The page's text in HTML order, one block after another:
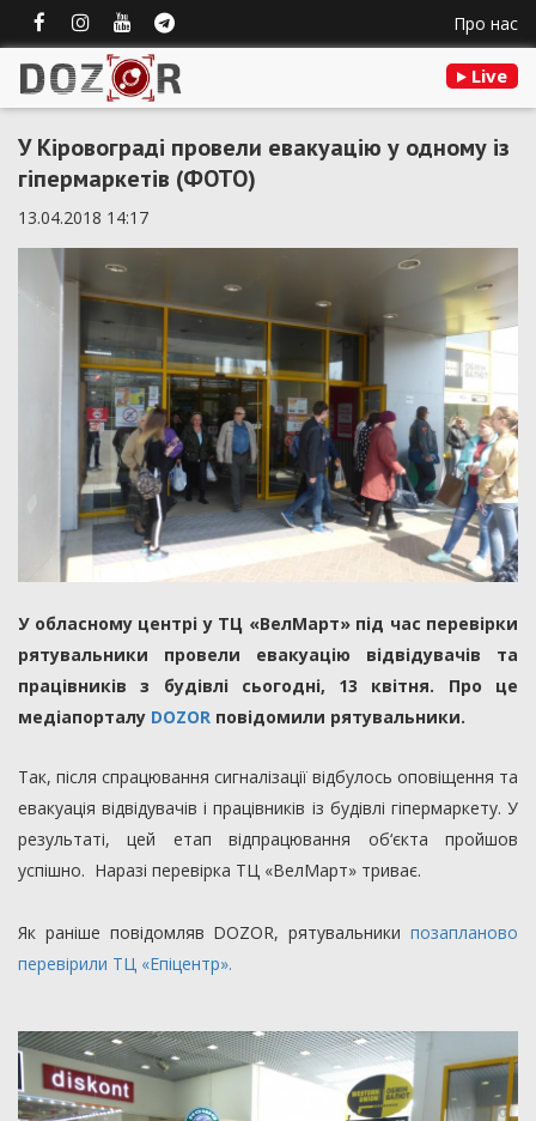
Про нас
Live
У Кіровограді провели евакуацію у одному із
гіпермаркетів (ФОТО)
13.04.2018 14:17
У обласному центрі у ТЦ «ВелМарт» під час перевірки
рятувальники провели евакуацію відвідувачів та
працівників з будівлі сьогодні, 13 квітня. Про це
медіапорталу DOZOR повідомили рятувальники.
Так, після спрацювання сигналізації відбулось оповіщення та
евакуація відвідувачів і працівників із будівлі гіпермаркету. У
результаті, цей етап відпрацювання об‘єкта пройшов
успішно. Наразі перевірка ТЦ «ВелМарт» триває.
Як раніше повідомляв DOZOR, рятувальники позапланово
перевірили ТЦ «Епіцентр».